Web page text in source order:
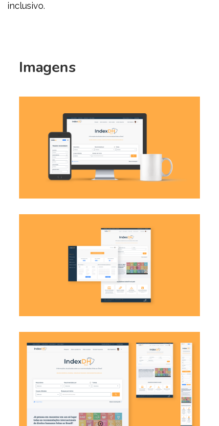
inclusivo.
Imagens